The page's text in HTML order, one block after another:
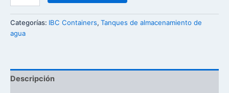
Categorías: IBC Containers, Tanques de almacenamiento de
agua
Descripción